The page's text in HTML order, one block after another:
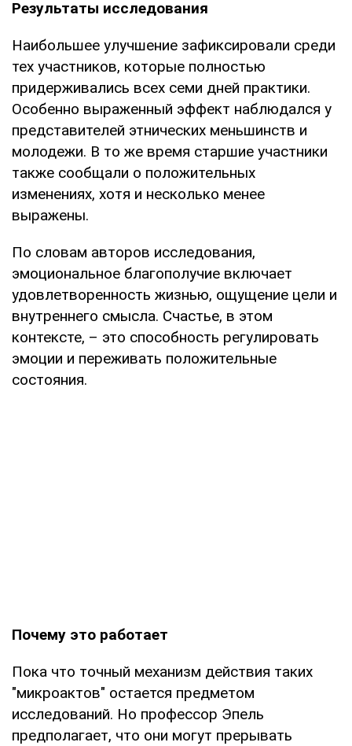
Результаты исследования
Наибольшее улучшение зафиксировали среди
тех участников, которые полностью
придерживались всех семи дней практики.
Особенно выраженный эффект наблюдался у
представителей этнических меньшинств и
молодежи. В то же время старшие участники
также сообщали о положительных
изменениях, хотя и несколько менее
выражены.
По словам авторов исследования,
эмоциональное благополучие включает
удовлетворенность жизнью, ощущение цели и
внутреннего смысла. Счастье, в этом
контексте, – это способность регулировать
эмоции и переживать положительные
состояния.
Почему это работает
Пока что точный механизм действия таких
"микроактов" остается предметом
исследований. Но профессор Эпель
предполагает, что они могут прерывать